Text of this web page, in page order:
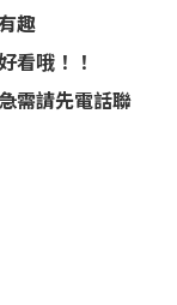
趣
看哦！！
需請先電話聯